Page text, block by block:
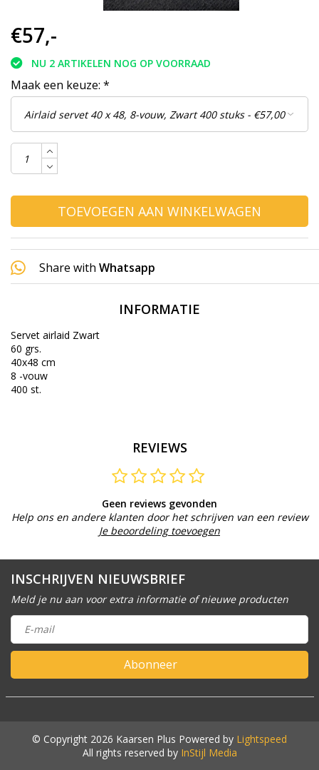
€57,-
NU 2 ARTIKELEN NOG OP VOORRAAD
Maak een keuze: *
TOEVOEGEN AAN WINKELWAGEN
Share with Whatsapp
INFORMATIE
Servet airlaid Zwart
60 grs.
40x48 cm
8 -vouw
400 st.
REVIEWS
Geen reviews gevonden
Help ons en andere klanten door het schrijven van een review
Je beoordeling toevoegen
INSCHRIJVEN NIEUWSBRIEF
Meld je nu aan voor extra informatie of nieuwe producten
Abonneer
© Copyright 2026 Kaarsen Plus Powered by Lightspeed
All rights reserved by InStijl Media